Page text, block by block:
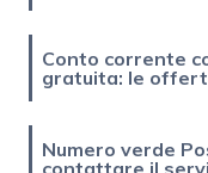
Conto corrente
gratuita: le
Numero verde
contattare il